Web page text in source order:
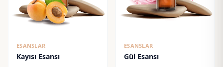
ESANSLAR
Kayısı Esansı
ESANSLAR
Gül Esansı